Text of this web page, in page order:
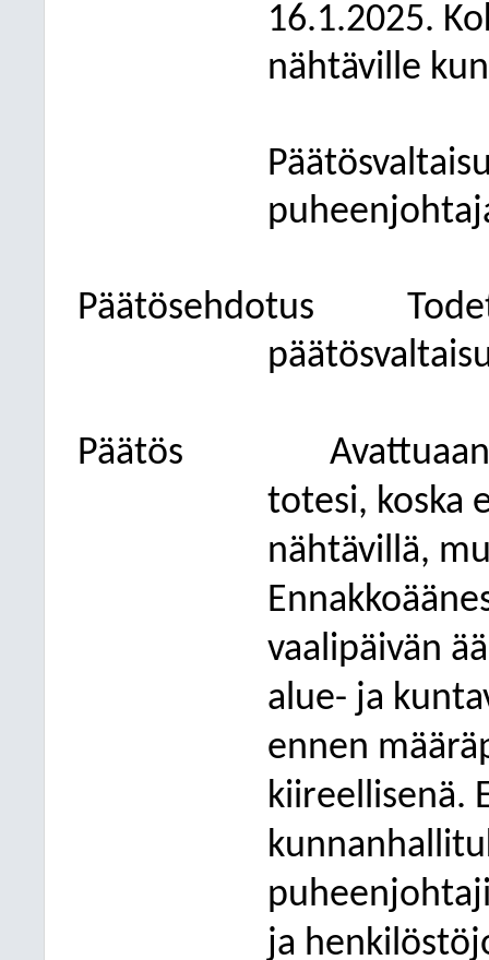
16.1.2025.
nähtäville
Päätösehdotus
Päätös
totesi, koska
nähtävillä,
vaalipäivän
alue- ja
ennen
kiireellisenä.
ja